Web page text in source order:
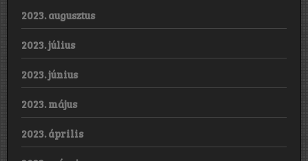
2023. augusztus
2023. július
2023. június
2023. május
2023. április